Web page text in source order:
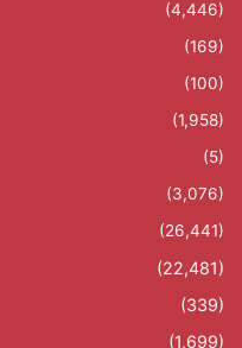
(4,446)
(169)
(100)
(1,958)
(5)
(3,076)
(26,441)
(22,481)
(339)
(1,699)